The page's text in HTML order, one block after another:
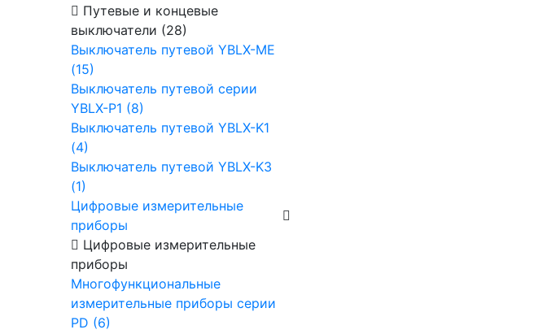
Путевые и концевые
выключатели (28)
Выключатель путевой YBLX-ME
(15)
Выключатель путевой серии
YBLX-P1 (8)
Выключатель путевой YBLX-K1
(4)
Выключатель путевой YBLX-K3
(1)
Цифровые измерительные
приборы
Цифровые измерительные
приборы
Многофункциональные
измерительные приборы серии
PD (6)